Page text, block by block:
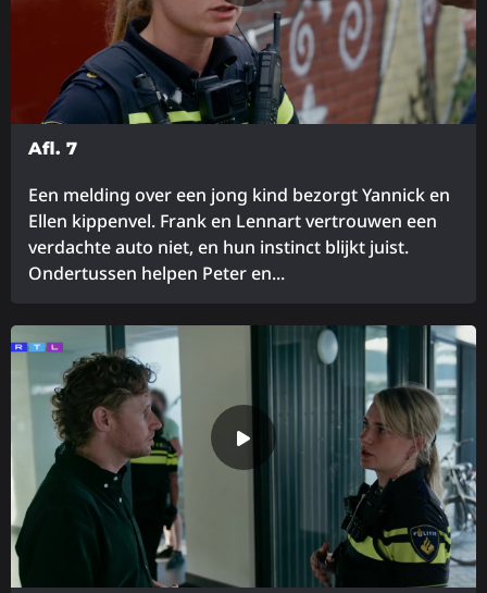
Afl. 7
Een melding over een jong kind bezorgt Yannick en
Ellen kippenvel. Frank en Lennart vertrouwen een
verdachte auto niet, en hun instinct blijkt juist.
Ondertussen helpen Peter en...
meer